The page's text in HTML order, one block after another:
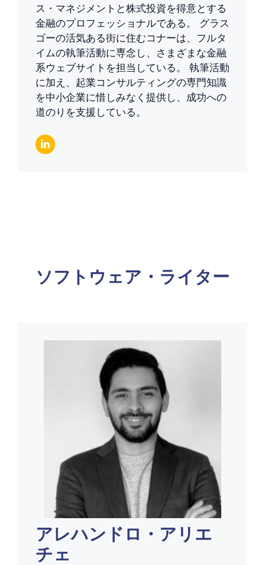
ス・マネジメントと株式投資を得意とする
金融のプロフェッショナルである。 グラス
ゴーの活気ある街に住むコナーは、フルタ
イムの執筆活動に専念し、さまざまな金融
系ウェブサイトを担当している。 執筆活動
に加え、起業コンサルティングの専門知識
を中小企業に惜しみなく提供し、成功への
道のりを支援している。
ソフトウェア・ライター
アレハンドロ・アリエ
チェ